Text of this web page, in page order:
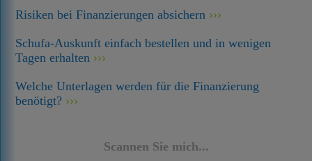
Risiken bei Finanzierungen absichern
Schufa-Auskunft einfach bestellen und in wenigen
Tagen erhalten
Welche Unterlagen werden für die Finanzierung
benötigt?
Scannen Sie mich...